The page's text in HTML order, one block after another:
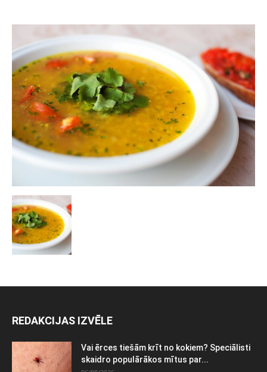
REDAKCIJAS IZVĒLE
Vai ērces tiešām krīt no kokiem? Speciālisti
skaidro populārākos mītus par...